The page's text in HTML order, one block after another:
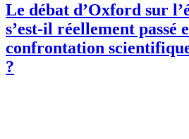
Le débat d’Oxford sur
s’est-il réellement passé
confrontation
?